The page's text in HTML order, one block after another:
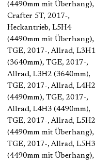
(4490mm mit Überhang),
Crafter 5T, 2017-,
Heckantrieb, L5H4
(4490mm mit Überhang),
TGE, 2017-, Allrad, L3H1
(3640mm), TGE, 2017-,
Allrad, L3H2 (3640mm),
TGE, 2017-, Allrad, L4H2
(4490mm), TGE, 2017-,
Allrad, L4H3 (4490mm),
TGE, 2017-, Allrad, L5H2
(4490mm mit Überhang),
TGE, 2017-, Allrad, L5H3
(4490mm mit Überhang),